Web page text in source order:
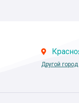
Другой город